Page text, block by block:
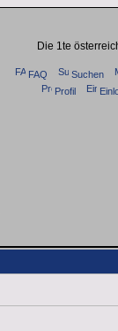
Die 1te
FAQ
Suchen
Profil